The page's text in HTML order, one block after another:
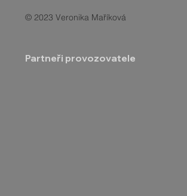
© 2023 Veronika Maříková
Partneři provozovatele